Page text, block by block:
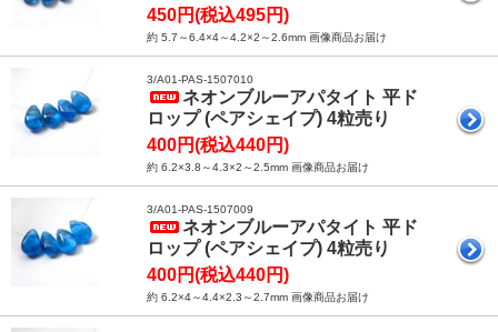
450円(税込495円)
約 5.7～6.4×4～4.2×2～2.6mm 画像商品お届け
3/A01-PAS-1507010
ネオンブルーアパタイト 平ド
ロップ (ペアシェイプ) 4粒売り
400円(税込440円)
約 6.2×3.8～4.3×2～2.5mm 画像商品お届け
3/A01-PAS-1507009
ネオンブルーアパタイト 平ド
ロップ (ペアシェイプ) 4粒売り
400円(税込440円)
約 6.2×4～4.4×2.3～2.7mm 画像商品お届け